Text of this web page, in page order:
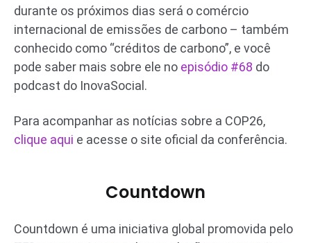
durante os próximos dias será o comércio
internacional de emissões de carbono – também
conhecido como “créditos de carbono”, e você
pode saber mais sobre ele no episódio #68 do
podcast do InovaSocial.
Para acompanhar as notícias sobre a COP26,
clique aqui e acesse o site oficial da conferência.
Countdown
Countdown é uma iniciativa global promovida pelo